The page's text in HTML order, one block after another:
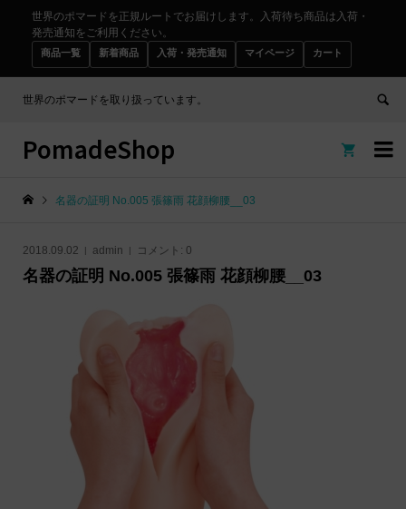
世界のポマードを正規ルートでお届けします。入荷待ち商品は入荷・
発売通知をご利用ください。
商品一覧 新着商品 入荷・発売通知 マイページ カート
世界のポマードを取り扱っています。

PomadeShop 
名器の証明 No.005 張篠雨 花顔柳腰__03
2018.09.02 admin コメント: 0
名器の証明 No.005 張篠雨 花顔柳腰__03